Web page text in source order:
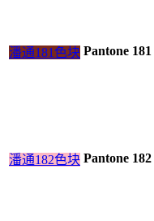
潘通181色块 Pantone 181
潘通182色块 Pantone 182